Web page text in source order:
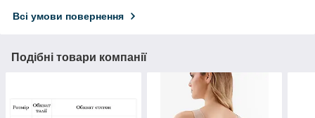
Всі умови повернення
Подібні товари компанії